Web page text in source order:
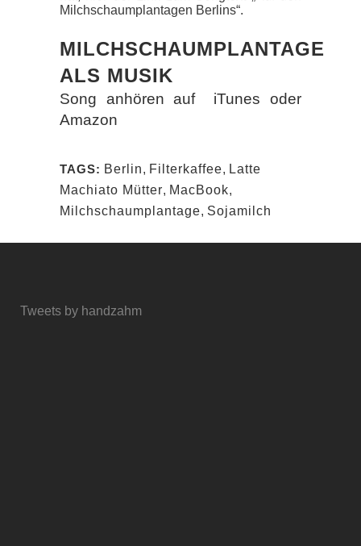
Milchschaumplantagen Berlins“.
MILCHSCHAUMPLANTAGE
ALS MUSIK
Song anhören auf iTunes oder
Amazon
TAGS: Berlin, Filterkaffee, Latte
Machiato Mütter, MacBook,
Milchschaumplantage, Sojamilch
Tweets by handzahm